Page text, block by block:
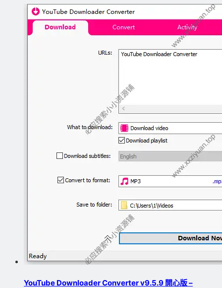
YouTube Downloader Converter v9.5.9 開心版 –